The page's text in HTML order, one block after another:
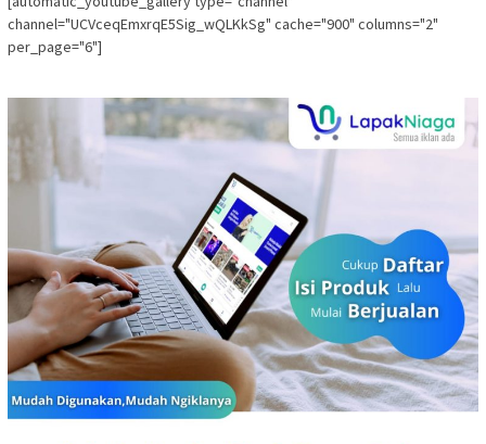
channel="UCVceqEmxrqE5Sig_wQLKkSg" cache="900" columns="2"
per_page="6"]